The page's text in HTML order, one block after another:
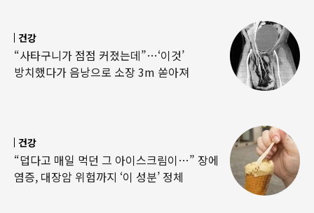
건강
“사타구니가 점점 커졌는데”…‘이것’
방치했다가 음낭으로 소장 3m 쏟아져
건강
“덥다고 매일 먹던 그 아이스크림이…” 장에
염증, 대장암 위험까지 ‘이 성분’ 정체